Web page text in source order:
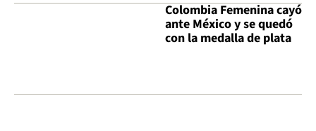
Colombia Femenina cayó
ante México y se quedó
con la medalla de plata